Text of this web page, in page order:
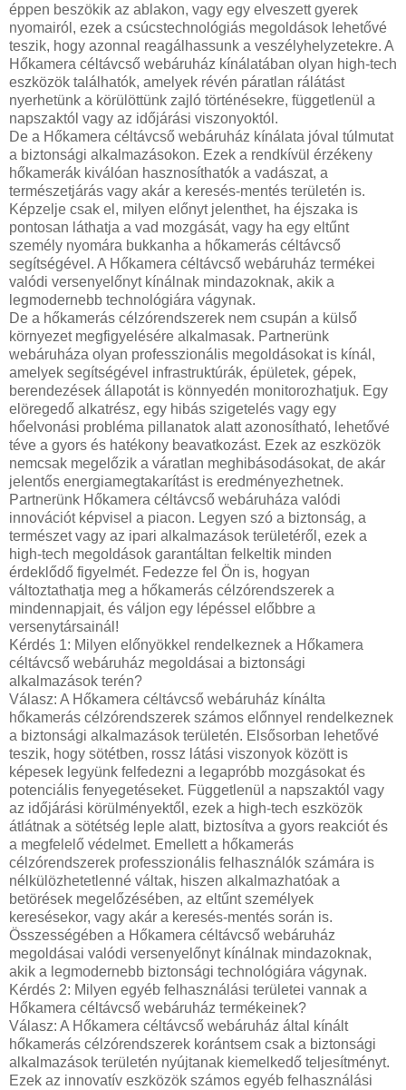
éppen beszökik az ablakon, vagy egy elveszett gyerek
nyomairól, ezek a csúcstechnológiás megoldások lehetővé
teszik, hogy azonnal reagálhassunk a veszélyhelyzetekre. A
Hőkamera céltávcső webáruház kínálatában olyan high-tech
eszközök találhatók, amelyek révén páratlan rálátást
nyerhetünk a körülöttünk zajló történésekre, függetlenül a
napszaktól vagy az időjárási viszonyoktól.
De a Hőkamera céltávcső webáruház kínálata jóval túlmutat
a biztonsági alkalmazásokon. Ezek a rendkívül érzékeny
hőkamerák kiválóan hasznosíthatók a vadászat, a
természetjárás vagy akár a keresés-mentés területén is.
Képzelje csak el, milyen előnyt jelenthet, ha éjszaka is
pontosan láthatja a vad mozgását, vagy ha egy eltűnt
személy nyomára bukkanha a hőkamerás céltávcső
segítségével. A Hőkamera céltávcső webáruház termékei
valódi versenyelőnyt kínálnak mindazoknak, akik a
legmodernebb technológiára vágynak.
De a hőkamerás célzórendszerek nem csupán a külső
környezet megfigyelésére alkalmasak. Partnerünk
webáruháza olyan professzionális megoldásokat is kínál,
amelyek segítségével infrastruktúrák, épületek, gépek,
berendezések állapotát is könnyedén monitorozhatjuk. Egy
elöregedő alkatrész, egy hibás szigetelés vagy egy
hőelvonási probléma pillanatok alatt azonosítható, lehetővé
téve a gyors és hatékony beavatkozást. Ezek az eszközök
nemcsak megelőzik a váratlan meghibásodásokat, de akár
jelentős energiamegtakarítást is eredményezhetnek.
Partnerünk Hőkamera céltávcső webáruháza valódi
innovációt képvisel a piacon. Legyen szó a biztonság, a
természet vagy az ipari alkalmazások területéről, ezek a
high-tech megoldások garantáltan felkeltik minden
érdeklődő figyelmét. Fedezze fel Ön is, hogyan
változtathatja meg a hőkamerás célzórendszerek a
mindennapjait, és váljon egy lépéssel előbbre a
versenytársainál!
Kérdés 1: Milyen előnyökkel rendelkeznek a Hőkamera
céltávcső webáruház megoldásai a biztonsági
alkalmazások terén?
Válasz: A Hőkamera céltávcső webáruház kínálta
hőkamerás célzórendszerek számos előnnyel rendelkeznek
a biztonsági alkalmazások területén. Elsősorban lehetővé
teszik, hogy sötétben, rossz látási viszonyok között is
képesek legyünk felfedezni a legapróbb mozgásokat és
potenciális fenyegetéseket. Függetlenül a napszaktól vagy
az időjárási körülményektől, ezek a high-tech eszközök
átlátnak a sötétség leple alatt, biztosítva a gyors reakciót és
a megfelelő védelmet. Emellett a hőkamerás
célzórendszerek professzionális felhasználók számára is
nélkülözhetetlenné váltak, hiszen alkalmazhatóak a
betörések megelőzésében, az eltűnt személyek
keresésekor, vagy akár a keresés-mentés során is.
Összességében a Hőkamera céltávcső webáruház
megoldásai valódi versenyelőnyt kínálnak mindazoknak,
akik a legmodernebb biztonsági technológiára vágynak.
Kérdés 2: Milyen egyéb felhasználási területei vannak a
Hőkamera céltávcső webáruház termékeinek?
Válasz: A Hőkamera céltávcső webáruház által kínált
hőkamerás célzórendszerek korántsem csak a biztonsági
alkalmazások területén nyújtanak kiemelkedő teljesítményt.
Ezek az innovatív eszközök számos egyéb felhasználási